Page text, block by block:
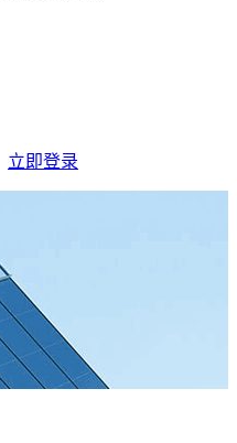
立即登录